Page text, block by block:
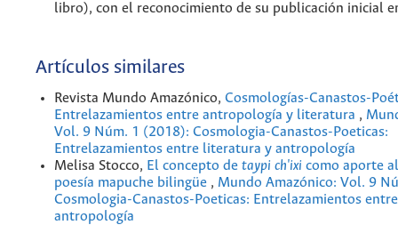
libro), con el reconocimiento de su publicación inicial
Artículos similares
Revista Mundo Amazónico, Cosmologías-Canastos-
Entrelazamientos entre antropología y literatura ,
Vol. 9 Núm. 1 (2018): Cosmologia-Canastos-Poeticas:
Entrelazamientos entre literatura y antropología
Melisa Stocco, El concepto de taypi ch'ixi como aporte
poesía mapuche bilingüe , Mundo Amazónico: Vol. 9
Cosmologia-Canastos-Poeticas: Entrelazamientos
antropología